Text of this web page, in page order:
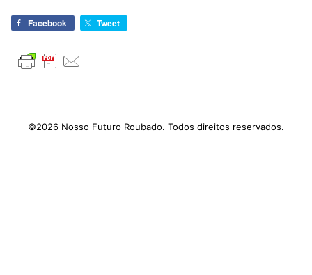
Facebook Tweet
©2026 Nosso Futuro Roubado. Todos direitos reservados.